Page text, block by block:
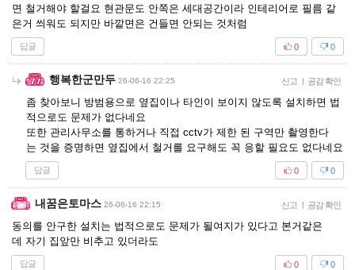
면 철거해야 할걸요 현관문도 안쪽은 세대공간이라 인테리어로 필름 같
은거 씌워도 되지만 바깥면은 건들면 안되는 것처럼
답글 0
0
행복한군만두 26-06-16 22:25 신고 | 공감 확인
좀 찾아보니 방범용으로 옆집이나 타인이 보이지 않도록 설치하면 법
적으로도 문제가 없다네요
또한 관리사무소를 통하거나 직접 cctv가 제한 된 구역만 촬영한다
는 것을 증명하면 옆집에서 철거를 요구해도 꼭 응할 필요도 없다네요
답글 0
0
내꿈은토마스 26-06-16 22:15 신고 | 공감 확인
동의를 안구한 설치는 법적으로도 문제가 될여지가 있다고 본거같은
데 자기 집앞만 비추고 있더라도
답글 0
0